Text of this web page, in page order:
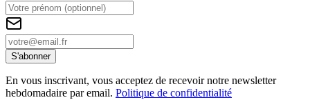
S'abonner
En vous inscrivant, vous acceptez de recevoir notre newsletter
hebdomadaire par email. Politique de confidentialité